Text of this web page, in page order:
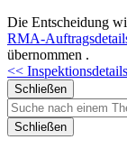
Die Entscheidung
RMA-
übernommen .
<< Inspektionsdetails
Schließen
Schließen